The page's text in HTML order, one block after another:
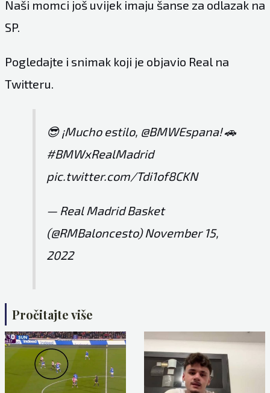
Naši momci još uvijek imaju šanse za odlazak na
SP.
Pogledajte i snimak koji je objavio Real na
Twitteru.
😎 ¡Mucho estilo, @BMWEspana! 🚗
#BMWxRealMadrid
pic.twitter.com/Tdi1of8CKN
— Real Madrid Basket
(@RMBaloncesto)November 15,
2022
Pročitajte više